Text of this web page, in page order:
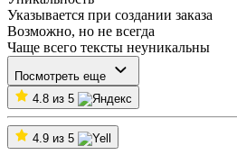
Указывается при создании заказа
Возможно, но не всегда
Чаще всего тексты неуникальны
Посмотреть еще
4.8 из 5
4.9 из 5